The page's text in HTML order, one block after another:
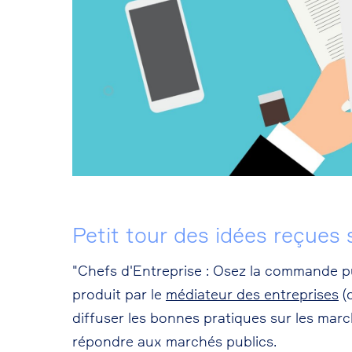
Petit tour des idées reçues
"Chefs d'Entreprise : Osez la
produit par le médiateur des entreprises
diffuser les bonnes pratiques sur les
répondre aux marchés publics.